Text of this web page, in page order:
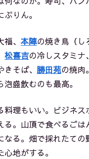
りん。
福、 本陣の焼き鳥（し
松喜吉の冷しスタミナ、
きそば、 勝田苑の焼肉。
盛飲むのも最高。
料理もいい。ビジネス
る。山頂で食べるごは
なる。畑で採れたての
地がする。